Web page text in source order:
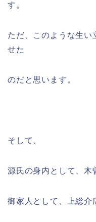
す。
ただ、このような生い
せた
のだと思います。
そして、
源氏の身内として、木
御家人として、上総介